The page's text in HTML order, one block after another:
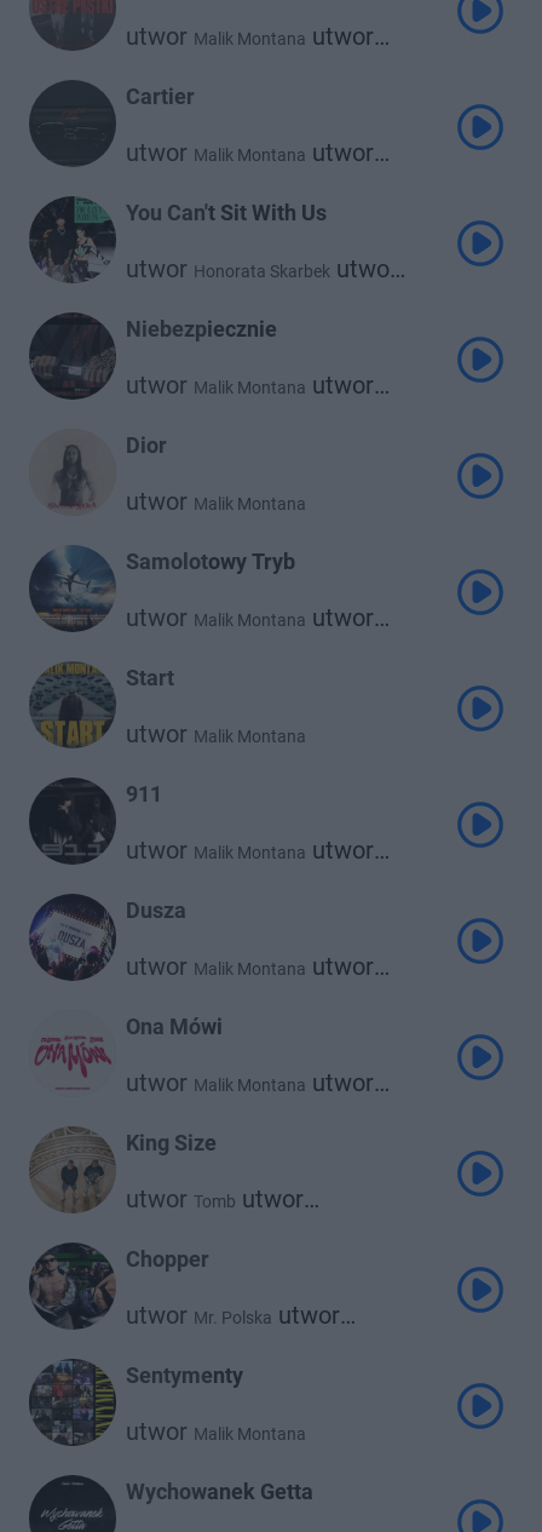
utwor Malik Montana utwor
Cartier
utwor Malik Montana utwor
utwor Josef Bratan
You Can't Sit With Us
utwor Honorata Skarbek utwor
Niebezpiecznie
utwor Malik Montana utwor
Dior
utwor Malik Montana
Samolotowy Tryb
utwor Malik Montana utwor
Start
utwor Malik Montana
911
utwor Malik Montana utwor
Dusza
utwor Malik Montana utwor
Ona Mówi
utwor Malik Montana utwor
King Size
utwor Tomb utwor
Chopper
utwor Mr. Polska utwor
Sentymenty
utwor Malik Montana
Wychowanek Getta